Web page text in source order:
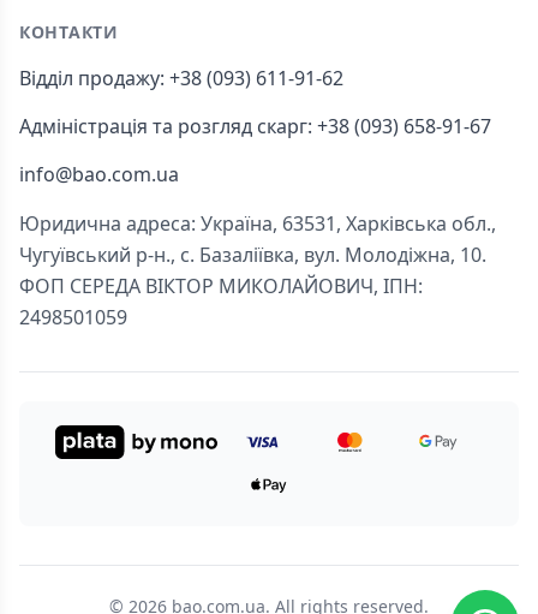
КОНТАКТИ
Відділ продажу: +38 (093) 611-91-62
Адміністрація та розгляд скарг: +38 (093) 658-91-67
info@bao.com.ua
Юридична адреса: Україна, 63531, Харківська обл.,
Чугуївський р-н., с. Базаліївка, вул. Молодіжна, 10.
ФОП СЕРЕДА ВІКТОР МИКОЛАЙОВИЧ, ІПН:
2498501059
© 2026 bao.com.ua. All rights reserved.